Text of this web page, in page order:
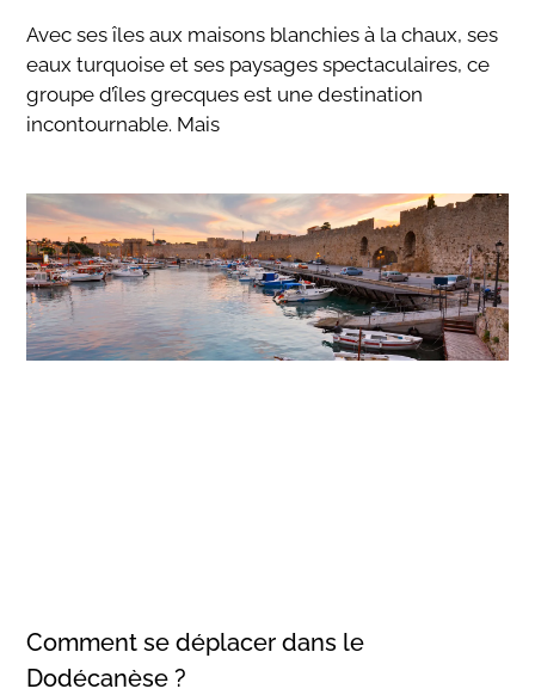
Avec ses îles aux maisons blanchies à la chaux, ses
eaux turquoise et ses paysages spectaculaires, ce
groupe d’îles grecques est une destination
incontournable. Mais
Comment se déplacer dans le
Dodécanèse ?